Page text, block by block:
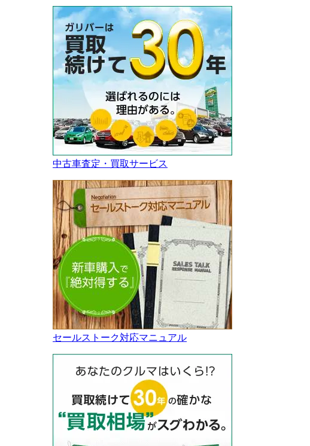
中古車査定・買取サービス
セールストーク対応マニュアル